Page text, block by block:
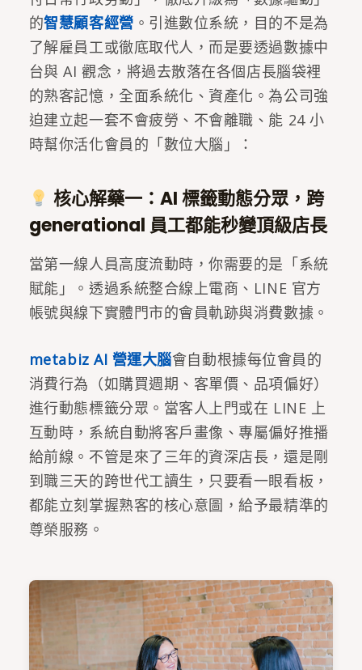
的智慧顧客經營 。引進數位系統，目的不是為
了解雇員工或徹底取代人，而是要透過數據中
台與 AI 觀念，將過去散落在各個店長腦袋裡
的熟客記憶，全面系統化、資產化。為公司強
迫建立起一套不會疲勞、不會離職、能 24 小
時幫你活化會員的「數位大腦」：
核心解藥一：AI 標籤動態分眾，跨
generational 員工都能秒變頂級店長
當第一線人員高度流動時，你需要的是「系統
賦能」。透過系統整合線上電商、LINE 官方
帳號與線下實體門市的會員軌跡與消費數據。
metabiz AI 營運大腦會自動根據每位會員的
消費行為（如購買週期、客單價、品項偏好）
進行動態標籤分眾。當客人上門或在 LINE 上
互動時，系統自動將客戶畫像、專屬偏好推播
給前線。不管是來了三年的資深店長，還是剛
到職三天的跨世代工讀生，只要看一眼看板，
都能立刻掌握熟客的核心意圖，給予最精準的
尊榮服務。